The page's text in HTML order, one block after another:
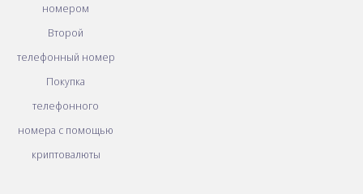
номером
Второй
телефонный номер
Покупка
телефонного
номера с помощью
криптовалюты